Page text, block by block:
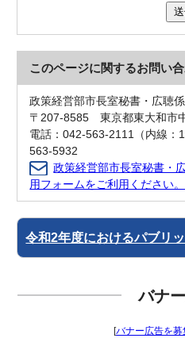
このページに関するお問い
政策経営部市長室秘書・広聴係
〒207-8585 東京都東大和市
電話：042-563-2111（内線
563-5932
政策経営部市長室秘書・
用フォームをご利用ください。
令和2年度におけるパブリ
バナ
[バナー広告を